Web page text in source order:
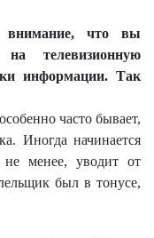
что вы
телевизионную
информации. Так
часто бывает,
Иногда начинается
не менее, уводит от
был в тонусе,